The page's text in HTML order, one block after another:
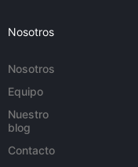
Nosotros
Nosotros
Equipo
Nuestro
blog
Contacto